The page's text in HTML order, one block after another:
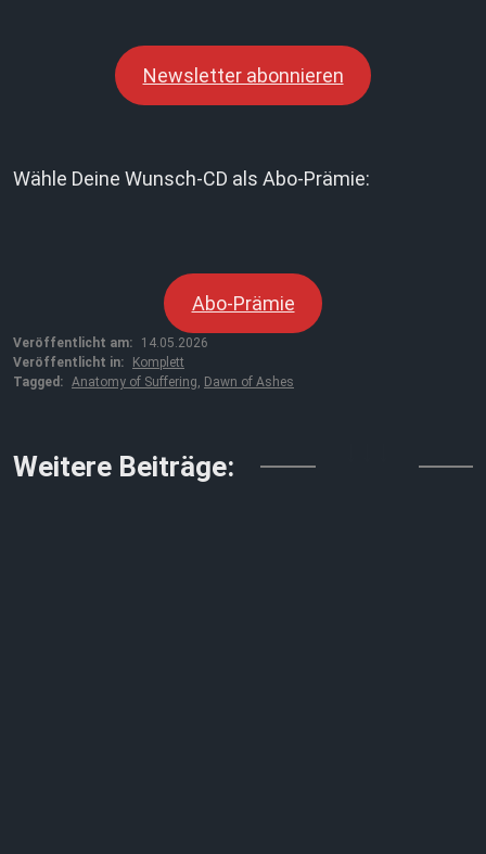
Newsletter abonnieren
Wähle Deine Wunsch-CD als Abo-Prämie:
Abo-Prämie
Veröffentlicht am:
14.05.2026
Veröffentlicht in:
Komplett
Tagged: Anatomy of Suffering, Dawn of Ashes
Weitere Beiträge: